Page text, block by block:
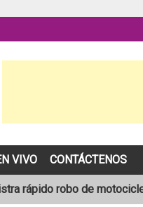
VIVO CONTÁCTENOS
rápido robo de